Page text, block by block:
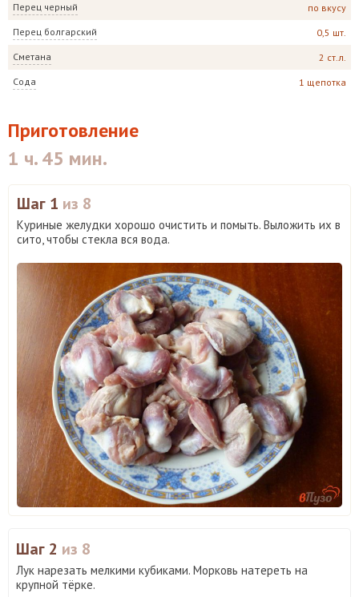
Перец черный по вкусу
Перец болгарский 0,5 шт.
Сметана 2 ст.л.
Сода 1 щепотка
Приготовление
1 ч. 45 мин.
Шаг 1 из 8
Куриные желудки хорошо очистить и помыть. Выложить их в
сито, чтобы стекла вся вода.
Шаг 2 из 8
Лук нарезать мелкими кубиками. Морковь натереть на
крупной тёрке.